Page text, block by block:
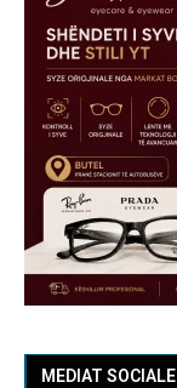
MEDIAT SOCIALE